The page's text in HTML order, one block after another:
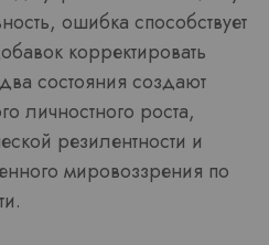
ошибка способствует
корректировать
состояния создают
личностного роста,
резилентности и
мировоззрения по